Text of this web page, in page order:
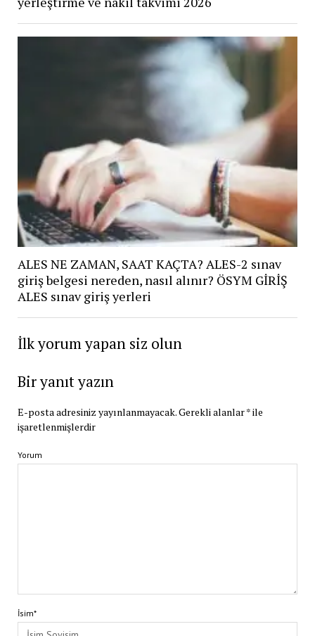
ALES NE ZAMAN, SAAT KAÇTA? ALES-2 sınav
giriş belgesi nereden, nasıl alınır? ÖSYM GİRİŞ
ALES sınav giriş yerleri
İlk yorum yapan siz olun
Bir yanıt yazın
E-posta adresiniz yayınlanmayacak.Gerekli alanlar*ile
işaretlenmişlerdir
Yorum
İsim*